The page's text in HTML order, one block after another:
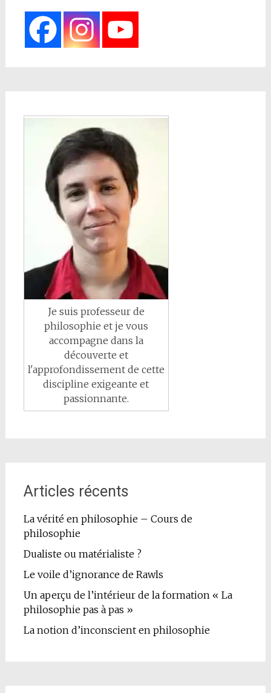
Je suis professeur de
philosophie et je vous
accompagne dans la
découverte et
l'approfondissement de cette
discipline exigeante et
passionnante.
Articles récents
La vérité en philosophie – Cours de
philosophie
Dualiste ou matérialiste ?
Le voile d’ignorance de Rawls
Un aperçu de l’intérieur de la formation « La
philosophie pas à pas »
La notion d’inconscient en philosophie